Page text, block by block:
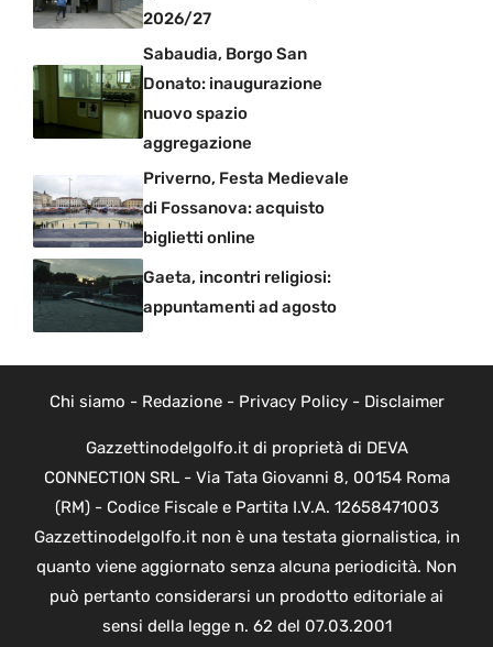
2026/27
Sabaudia, Borgo San
Donato: inaugurazione
nuovo spazio
aggregazione
Priverno, Festa Medievale
di Fossanova: acquisto
biglietti online
Gaeta, incontri religiosi:
appuntamenti ad agosto
Chi siamo - Redazione- Privacy Policy- Disclaimer
Gazzettinodelgolfo.it di proprietà di DEVA
CONNECTION SRL - Via Tata Giovanni 8, 00154 Roma
(RM) - Codice Fiscale e Partita I.V.A. 12658471003
Gazzettinodelgolfo.it non è una testata giornalistica, in
quanto viene aggiornato senza alcuna periodicità. Non
può pertanto considerarsi un prodotto editoriale ai
sensi della legge n. 62 del 07.03.2001